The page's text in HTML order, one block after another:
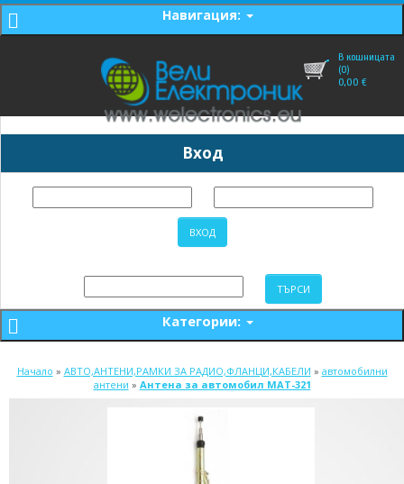
Навигация:
В кошницата
(0)
0,00 €
Вход
Категории:
Начало » АВТО,АНТЕНИ,РАМКИ ЗА РАДИО,ФЛАНЦИ,КАБЕЛИ » автомобилни
антени » Антена за автомобил MAT-321